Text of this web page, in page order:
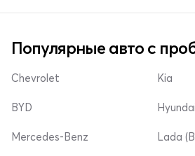
Популярные авто с
Chevrolet
BYD
Mercedes-Benz
Kia
Hyundai
Lada